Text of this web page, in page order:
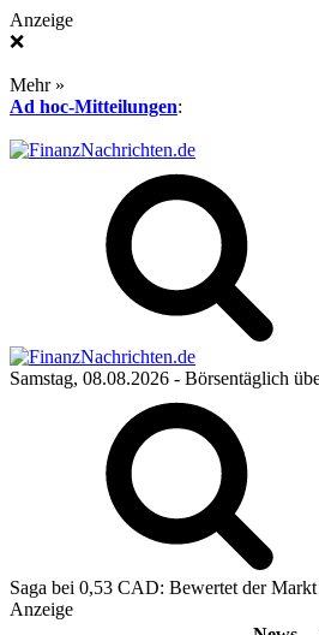
Anzeige
❌
Mehr »
Ad hoc-Mitteilungen:
Samstag, 08.08.2026 - Börsentäglich
Saga bei 0,53 CAD: Bewertet der
Anzeige